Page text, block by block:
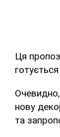
Ця
нову
та